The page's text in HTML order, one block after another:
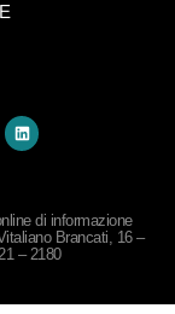
di informazione
Brancati, 16 –
– 2180